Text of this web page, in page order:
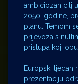
ambiciozan cilj
2050. godine,
planu. Temom
prijevoza s
pristupa koji
Europski tjedan
prezentaciju